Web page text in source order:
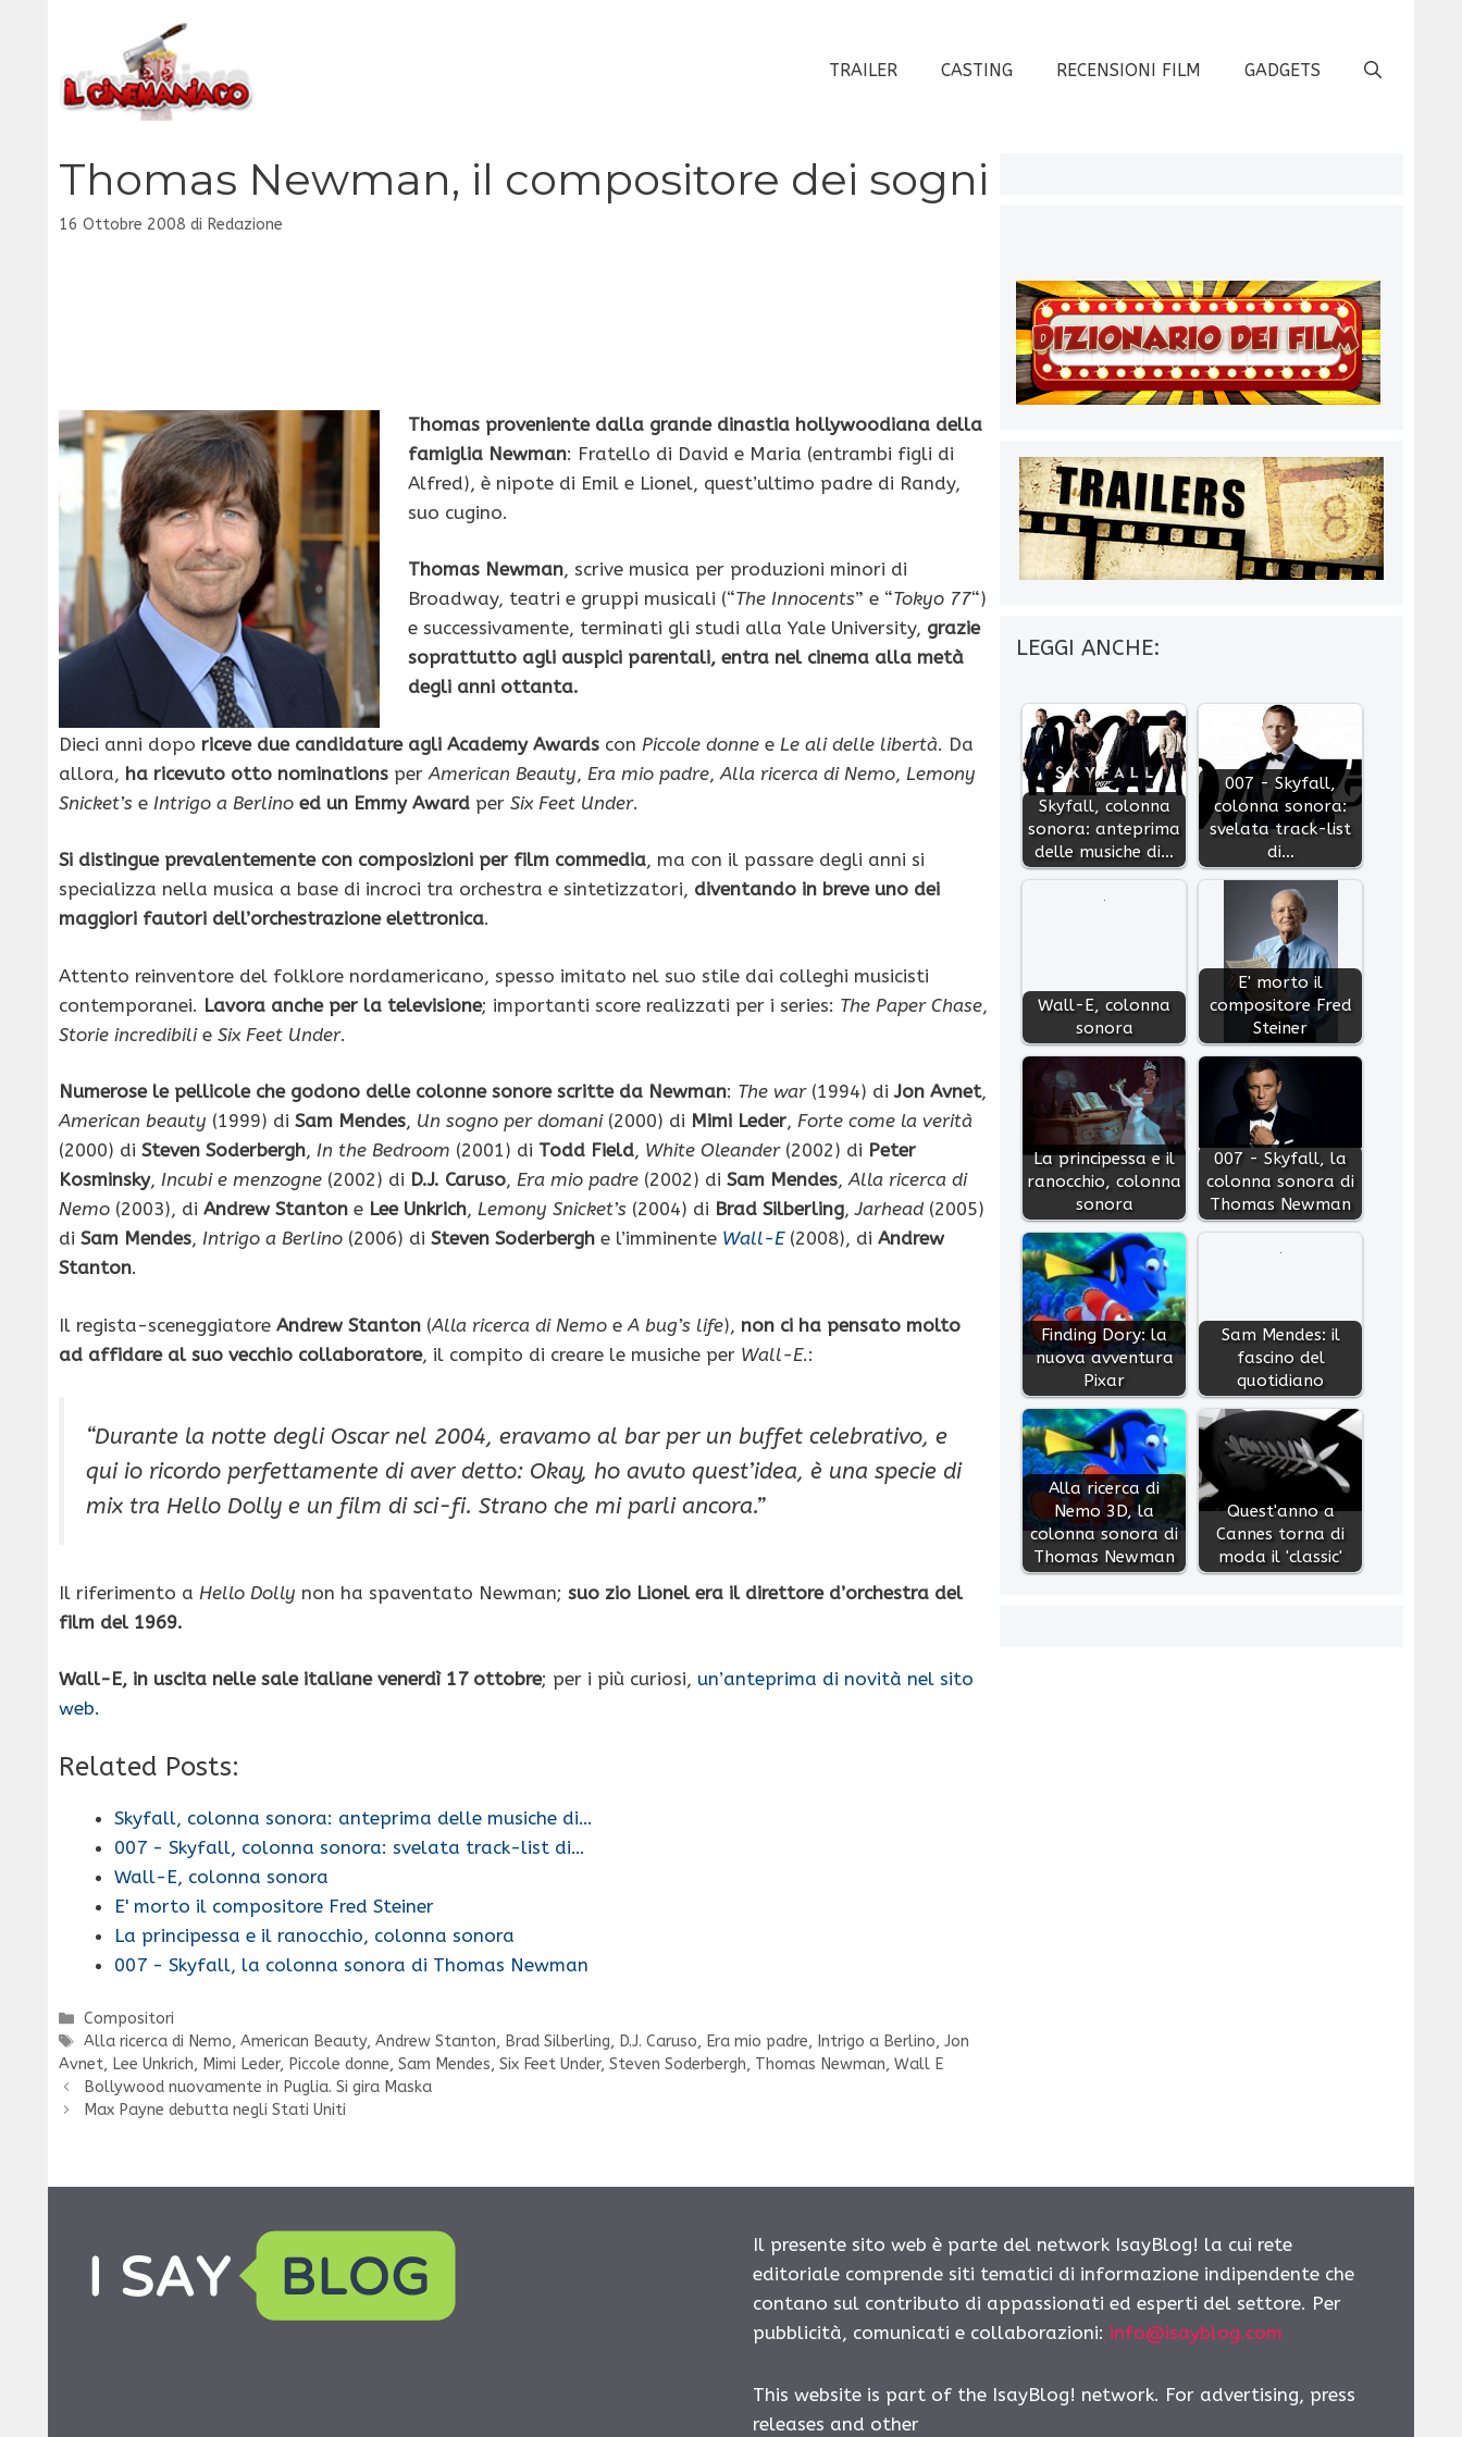
contenuto
TRAILER CASTING RECENSIONI FILM GADGETS
Thomas Newman, il compositore dei sogni
16 Ottobre 2008 di Redazione
Thomas proveniente dalla grande dinastia hollywoodiana della
famiglia Newman: Fratello di David e Maria (entrambi figli di
Alfred), è nipote di Emil e Lionel, quest’ultimo padre di Randy,
suo cugino.
Thomas Newman, scrive musica per produzioni minori di
Broadway, teatri e gruppi musicali (“The Innocents” e “Tokyo 77“)
e successivamente, terminati gli studi alla Yale University, grazie
soprattutto agli auspici parentali, entra nel cinema alla metà
degli anni ottanta.
Dieci anni dopo riceve due candidature agli Academy Awards con Piccole donne e Le ali delle libertà. Da
allora, ha ricevuto otto nominations perAmerican Beauty, Era mio padre,Alla ricerca di Nemo, Lemony
Snicket’s e Intrigo a Berlino ed un Emmy Award per Six Feet Under.
Si distingue prevalentemente con composizioni per film commedia, ma con il passare degli anni si
specializza nella musica a base di incroci tra orchestra e sintetizzatori, diventando in breve uno dei
maggiori fautori dell’orchestrazione elettronica.
Attento reinventore del folklore nordamericano, spesso imitato nel suo stile dai colleghi musicisti
contemporanei. Lavora anche per la televisione; importanti score realizzati per i series: The Paper Chase,
Storie incredibili e Six Feet Under.
Numerose le pellicole che godono delle colonne sonore scritte da Newman: The war (1994) diJon Avnet,
American beauty (1999) di Sam Mendes, Un sogno per domani (2000) di Mimi Leder, Forte come la verità
(2000) di Steven Soderbergh, In the Bedroom (2001) di Todd Field, White Oleander (2002) di Peter
Kosminsky, Incubi e menzogne (2002) di D.J. Caruso, Era mio padre (2002) di Sam Mendes,Alla ricerca di
Nemo (2003), di Andrew Stanton e Lee Unkrich, Lemony Snicket’s (2004) di Brad Silberling,Jarhead (2005)
di Sam Mendes, Intrigo a Berlino (2006) di Steven Soderbergh e l’imminente Wall-E (2008), di Andrew
Stanton.
Il regista-sceneggiatore Andrew Stanton (Alla ricerca di Nemo eA bug’s life), non ci ha pensato molto
ad affidare al suo vecchio collaboratore, il compito di creare le musiche per Wall-E.:
“Durante la notte degli Oscar nel 2004, eravamo al bar per un buffet celebrativo, e
qui io ricordo perfettamente di aver detto: Okay, ho avuto quest’idea, è una specie di
mix tra Hello Dolly e un film di sci-fi. Strano che mi parli ancora.”
Il riferimento a Hello Dolly non ha spaventato Newman; suo zio Lionel era il direttore d’orchestra del
film del 1969.
Wall-E, in uscita nelle sale italiane venerdì 17 ottobre; per i più curiosi, un’anteprima di novità nel sito
web.
Related Posts:
Skyfall, colonna sonora: anteprima delle musiche di…
007 - Skyfall, colonna sonora: svelata track-list di…
Wall-E, colonna sonora
E' morto il compositore Fred Steiner
La principessa e il ranocchio, colonna sonora
007 - Skyfall, la colonna sonora di Thomas Newman
Categorie
Compositori
Tag
Alla ricerca di Nemo,American Beauty,Andrew Stanton, Brad Silberling, D.J. Caruso, Era mio padre, Intrigo a Berlino,Jon
Avnet, Lee Unkrich, Mimi Leder, Piccole donne, Sam Mendes, Six Feet Under, Steven Soderbergh, Thomas Newman, Wall E
Bollywood nuovamente in Puglia. Si gira Maska
Max Payne debutta negli Stati Uniti
LEGGI ANCHE:
Skyfall, colonna
sonora: anteprima
delle musiche di…
007 - Skyfall,
colonna sonora:
svelata track-list
di…
Wall-E, colonna
sonora
E' morto il
compositore Fred
Steiner
La principessa e il
ranocchio, colonna
sonora
007 - Skyfall, la
colonna sonora di
Thomas Newman
Finding Dory: la
nuova avventura
Pixar
Sam Mendes: il
fascino del
quotidiano
Alla ricerca di
Nemo 3D, la
colonna sonora di
Thomas Newman
Quest'anno a
Cannes torna di
moda il 'classic'
Il presente sito web è parte del network IsayBlog! la cui rete
editoriale comprende siti tematici di informazione indipendente che
contano sul contributo di appassionati ed esperti del settore. Per
pubblicità, comunicati e collaborazioni: info@isayblog.com
This website is part of the IsayBlog! network. For advertising, press
releases and other